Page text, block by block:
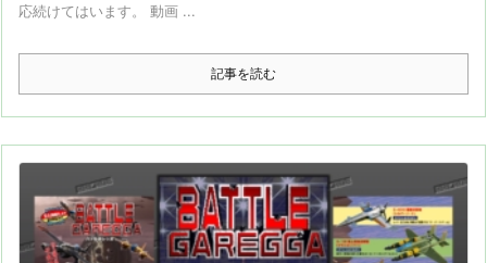
応続けてはいます。 動画 ...
記事を読む